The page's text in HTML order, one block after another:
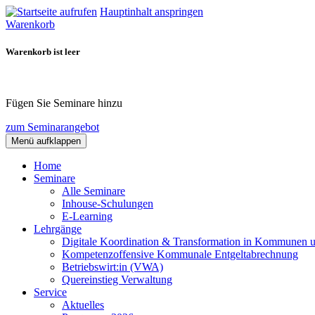
Hauptinhalt anspringen
Warenkorb
Warenkorb ist leer
Fügen Sie Seminare hinzu
zum Seminarangebot
Menü aufklappen
Home
Seminare
Alle Seminare
Inhouse-Schulungen
E-Learning
Lehrgänge
Digitale Koordination & Transformation in Kommunen
Kompetenzoffensive Kommunale Entgeltabrechnung
Betriebswirt:in (VWA)
Quereinstieg Verwaltung
Service
Aktuelles